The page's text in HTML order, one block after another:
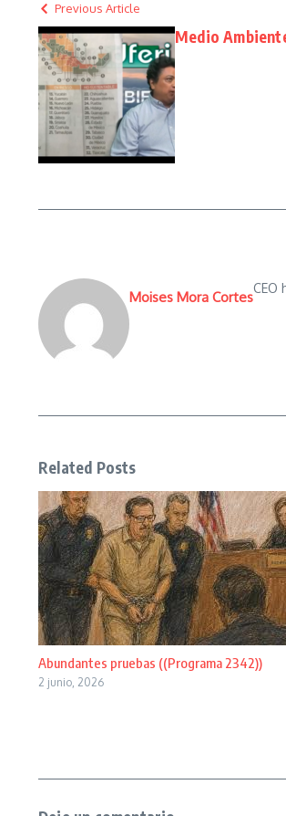
Previous Article
Medio
Moises Mora Cortes
CEO
Related Posts
Abundantes pruebas ((Programa 2342))
2 junio, 2026